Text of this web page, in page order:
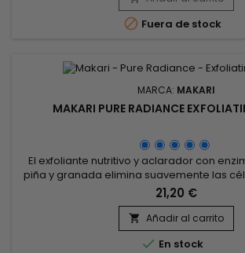
 Fuera de stock
MARCA: MAKARI
MAKARI PURE RADIANCE
El exfoliante nutritivo y aclarador con
piña y granada elimina suavemente las
la piel y combate la tez apagada.
Radiance Facial Scrub refina la textura de
rasgos faciales y hace que la tez sea más
¡Al instante, deja la piel suave y
21,20 €
 Añadir al carrito
 En stock